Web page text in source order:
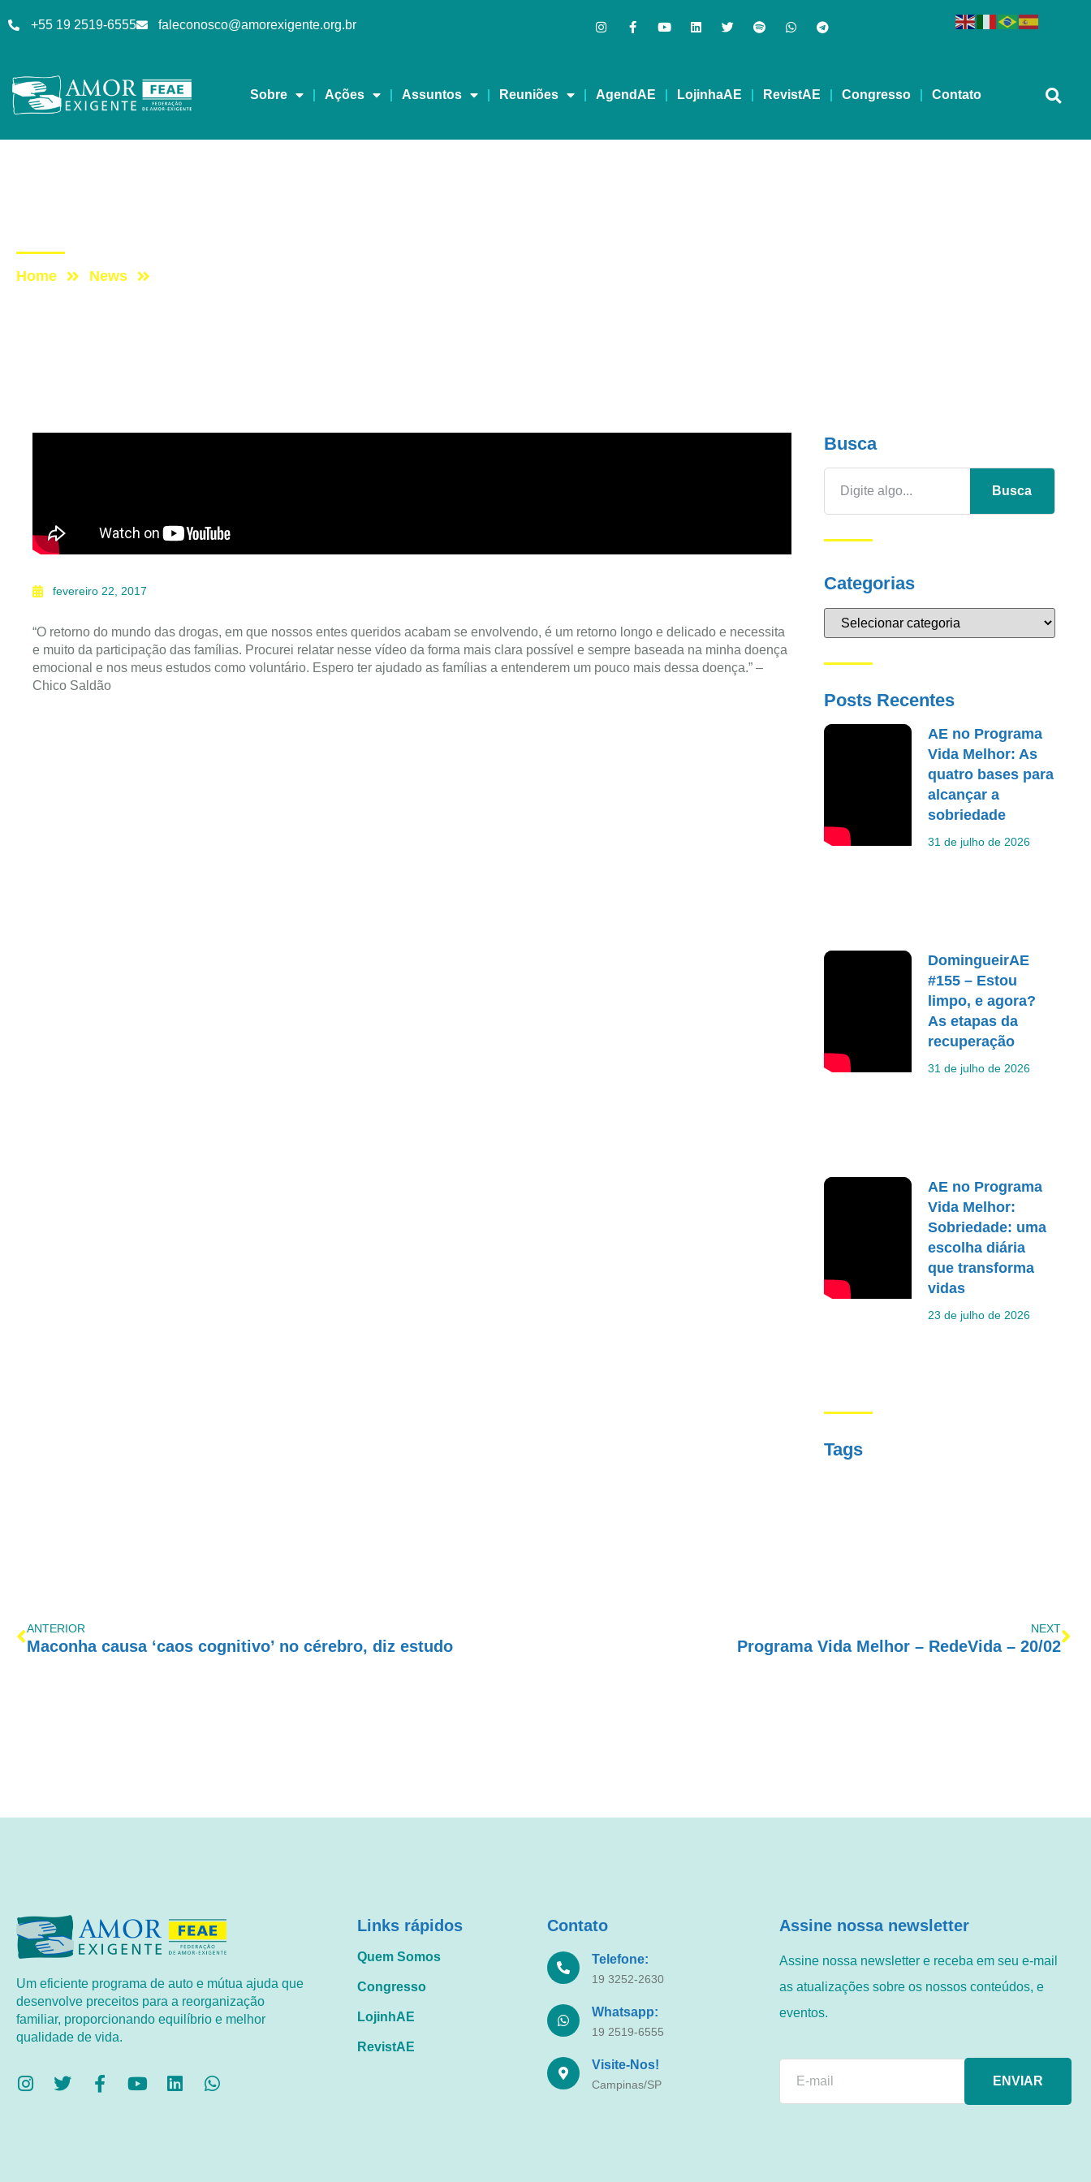
+55 19 2519-6555 faleconosco@amorexigente.org.br
Sobre Ações Assuntos Reuniões AgendAE LojinhaAE RevistAE Congresso Contato
Home News
fevereiro 22, 2017
“O retorno do mundo das drogas, em que nossos entes queridos acabam se envolvendo, é um retorno longo e delicado e necessita
e muito da participação das famílias. Procurei relatar nesse vídeo da forma mais clara possível e sempre baseada na minha doença
emocional e nos meus estudos como voluntário. Espero ter ajudado as famílias a entenderem um pouco mais dessa doença.” –
Chico Saldão
Busca
Busca
Categorias
Posts Recentes
AE no Programa
Vida Melhor: As
quatro bases para
alcançar a
sobriedade
31 de julho de 2026
DomingueirAE
#155 – Estou
limpo, e agora?
As etapas da
recuperação
31 de julho de 2026
AE no Programa
Vida Melhor:
Sobriedade: uma
escolha diária
que transforma
vidas
23 de julho de 2026
Tags
ANTERIOR
Maconha causa ‘caos cognitivo’ no cérebro, diz estudo
NEXT
Programa Vida Melhor – RedeVida – 20/02
Um eficiente programa de auto e mútua ajuda que
desenvolve preceitos para a reorganização
familiar, proporcionando equilíbrio e melhor
qualidade de vida.
Links rápidos
Quem Somos
Congresso
LojinhAE
RevistAE
Contato
Telefone:
19 3252-2630
Whatsapp:
19 2519-6555
Visite-Nos!
Campinas/SP
Assine nossa newsletter
Assine nossa newsletter e receba em seu e-mail
as atualizações sobre os nossos conteúdos, e
eventos.
ENVIAR